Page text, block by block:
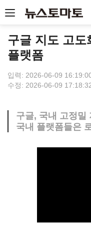
구글 지도 고
플랫폼
입력: 2026-06-09
수정: 2026-06-09
구글, 국내 고정밀
국내 플랫폼들은